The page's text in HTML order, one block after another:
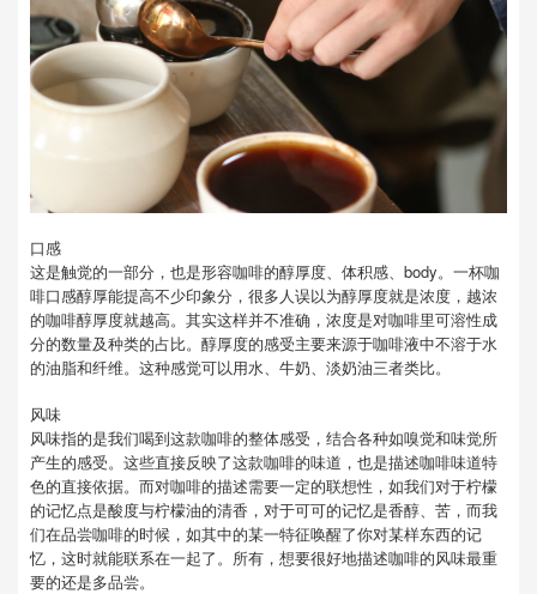
口感
这是触觉的一部分，也是形容咖啡的醇厚度、体积感、body。一杯咖
啡口感醇厚能提高不少印象分，很多人误以为醇厚度就是浓度，越浓
的咖啡醇厚度就越高。其实这样并不准确，浓度是对咖啡里可溶性成
分的数量及种类的占比。醇厚度的感受主要来源于咖啡液中不溶于水
的油脂和纤维。这种感觉可以用水、牛奶、淡奶油三者类比。
风味
风味指的是我们喝到这款咖啡的整体感受，结合各种如嗅觉和味觉所
产生的感受。这些直接反映了这款咖啡的味道，也是描述咖啡味道特
色的直接依据。而对咖啡的描述需要一定的联想性，如我们对于柠檬
的记忆点是酸度与柠檬油的清香，对于可可的记忆是香醇、苦，而我
们在品尝咖啡的时候，如其中的某一特征唤醒了你对某样东西的记
忆，这时就能联系在一起了。所有，想要很好地描述咖啡的风味最重
要的还是多品尝。